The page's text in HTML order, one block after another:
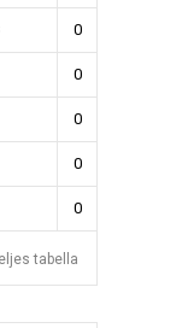
0
0
0
0
0
tabella